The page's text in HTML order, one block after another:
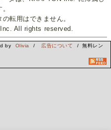
転用はできません。
All rights reserved.
by Olivia / 広告について
/ 無料レン